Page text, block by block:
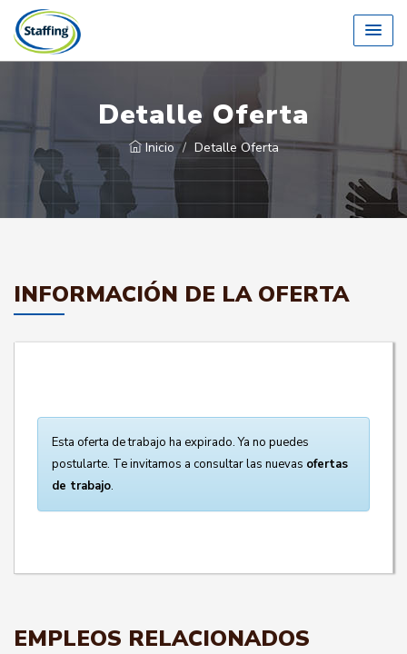
Detalle Oferta
Inicio Detalle Oferta
INFORMACIÓN DE LA OFERTA
Esta oferta de trabajo ha expirado. Ya no puedes
postularte. Te invitamos a consultar las nuevas ofertas
de trabajo.
EMPLEOS RELACIONADOS